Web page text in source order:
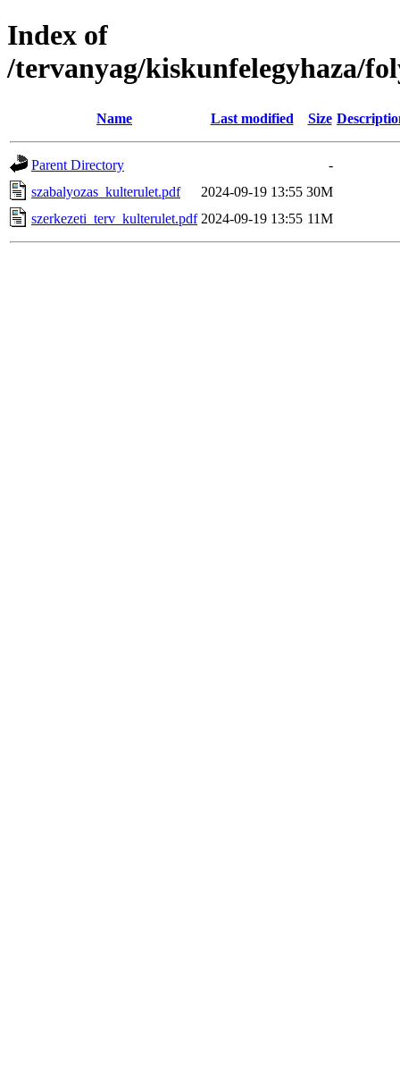
Index of
/tervanyag/kiskunfelegyhaza/
Name Last modified Size
Parent Directory
-
szabalyozas_kulterulet.pdf
2024-09-19 13:55 30M
szerkezeti_terv_kulterulet.pdf 2024-09-19 13:55 11M